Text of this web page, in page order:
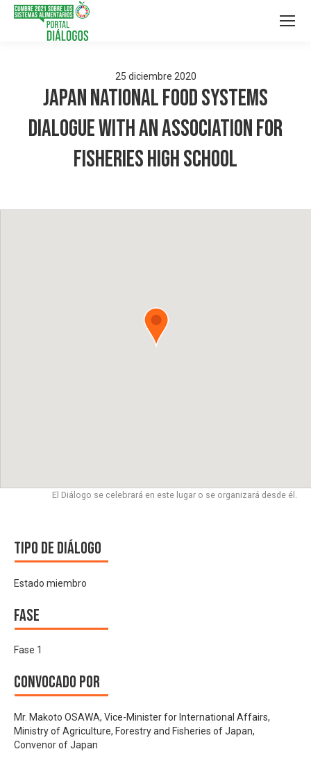
25 diciembre 2020
Japan National Food Systems
Dialogue with an association for
fisheries high school
El Diálogo se celebrará en este lugar o se organizará desde él.
Tipo de diálogo
Estado miembro
Fase
Fase 1
Convocado por
Mr. Makoto OSAWA, Vice-Minister for International Affairs,
Ministry of Agriculture, Forestry and Fisheries of Japan,
Convenor of Japan